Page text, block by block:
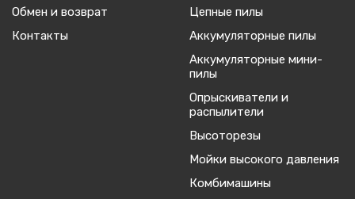
Обмен и возврат
Контакты
Цепные пилы
Аккумуляторные пилы
Аккумуляторные мини-
пилы
Опрыскиватели и
распылители
Высоторезы
Мойки высокого давления
Комбимашины